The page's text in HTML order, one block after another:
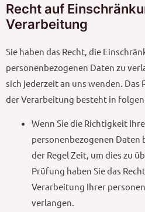
Recht auf
Verarbeitung
Sie haben das Recht, die
personenbezogenen Daten zu
sich jederzeit an uns wenden. Das
der Verarbeitung besteht in
Wenn Sie die Richtigkeit
personenbezogenen
der Regel Zeit, um dies zu
Prüfung haben Sie das
Verarbeitung Ihrer
verlangen.